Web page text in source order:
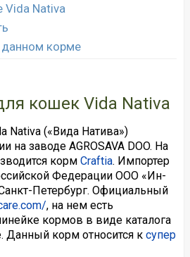
Nativa
корме
кошек Vida Nativa
Nativa («Вида Натива»)
на заводе AGROSAVA DOO. На
корм Craftia. Импортер
Федерации ООО «Ин-
Петербург. Официальный
, на нем есть
кормов в виде каталога
Данный корм относится к супер